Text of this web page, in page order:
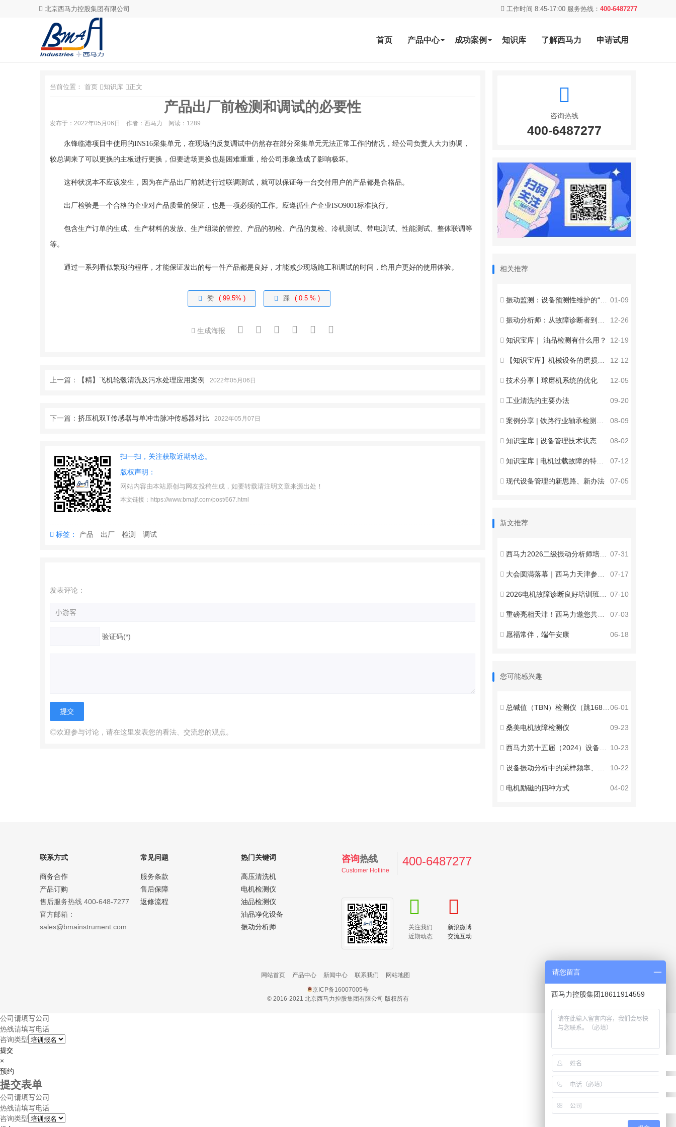
北京西马力控股集团有限公司 工作时间 8:45-17:00 服务热线： 400-6487277
首页 产品中心 成功案例 知识库 了解西马力 申请试用
当前位置： 首页 知识库 正文
产品出厂前检测和调试的必要性
发布于：2022年05月06日 作者：西马力 阅读：1289
永锋临港项目中使用的INS16采集单元，在现场的反复调试中仍然存在部分采集单元无法正常工作的情况，经公司负责人大力协调，
较总调来了可以更换的主板进行更换，但要进场更换也是困难重重，给公司形象造成了影响极坏。
这种状况本不应该发生，因为在产品出厂前就进行过联调测试，就可以保证每一台交付用户的产品都是合格品。
出厂检验是一个合格的企业对产品质量的保证，也是一项必须的工作。应遵循生产企业ISO9001标准执行。
包含生产订单的生成、生产材料的发放、生产组装的管控、产品的初检、产品的复检、冷机测试、带电测试、性能测试、整体联调等
等。
通过一系列看似繁琐的程序，才能保证发出的每一件产品都是良好，才能减少现场施工和调试的时间，给用户更好的使用体验。
赞 ( 99.5% ) 踩 ( 0.5 % )
生成海报
上一篇： 【精】飞机轮毂清洗及污水处理应用案例 2022年05月06日
下一篇： 挤压机双T传感器与单冲击脉冲传感器对比 2022年05月07日
扫一扫，关注获取近期动态。
版权声明：
网站内容由本站原创与网友投稿生成，如要转载请注明文章来源出处！
本文链接：https://www.bmajf.com/post/667.html
标签： 产品 出厂 检测 调试
发表评论：
验证码(*)
◎欢迎参与讨论，请在这里发表您的看法、交流您的观点。
咨询热线
400-6487277
相关推荐
01-09
振动监测：设备预测性维护的“透视眼”
12-26
振动分析师：从故障诊断者到性工程师的角色跃迁
12-19
知识宝库｜ 油品检测有什么用？
12-12
【知识宝库】机械设备的磨损与监测
12-05
技术分享丨球磨机系统的优化
09-20
工业清洗的主要办法
08-09
案例分享 | 铁路行业轴承检测应用
08-02
知识宝库 | 设备管理技术状态的九大要点
07-12
知识宝库 | 电机过载故障的特征及原因分析
07-05
现代设备管理的新思路、新办法
新文推荐
07-31
西马力2026二级振动分析师培训认证西安站圆满收官
07-17
大会圆满落幕｜西马力天津参展收官，赋能智能运维新发展
07-10
2026电机故障诊断良好培训班邀请函
07-03
重磅亮相天津！西马力邀您共聚2026第八届全国设备管理与技术创新成果交流大会 ！
06-18
愿福常伴，端午安康
您可能感兴趣
06-01
总碱值（TBN）检测仪（跳1688勿动）
09-23
桑美电机故障检测仪
10-23
西马力第十五届（2024）设备智能运维技术与经验交流会圆满落幕！
10-22
设备振动分析中的采样频率、采样点数、分辨率、谱线数(line)等基本概念及应用
04-02
电机励磁的四种方式
联系方式
商务合作
产品订购
售后服务热线 400-648-7277
官方邮箱：
sales@bmainstrument.com
常见问题
服务条款
售后保障
返修流程
热门关键词
高压清洗机
电机检测仪
油品检测仪
油品净化设备
振动分析师
咨询热线
Customer Hotline
400-6487277
关注我们
近期动态
新浪微博
交流互动
网站首页 产品中心 新闻中心 联系我们 网站地图
京ICP备16007005号
© 2016-2021 北京西马力控股集团有限公司 版权所有
公司
热线
咨询类型
提交
×
预约
提交表单
公司
热线
咨询类型
请您留言
西马力控股集团18611914559